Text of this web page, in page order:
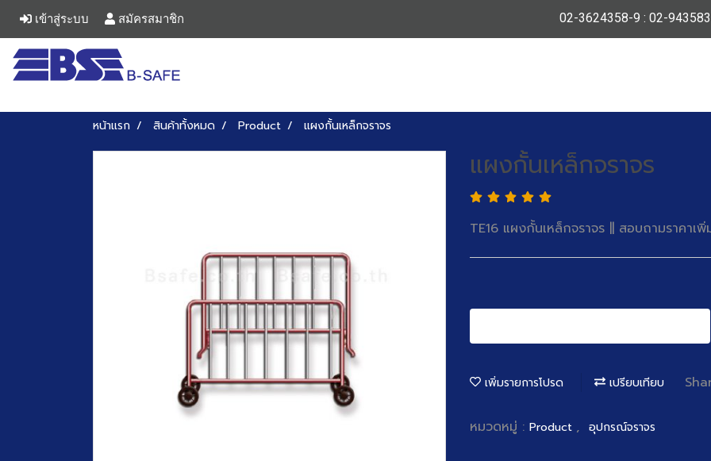
เข้าสู่ระบบ สมัครสมาชิก 02-3624358-9 : 02-
หน้าแรก สินค้าทั้งหมด Product แผงกั้นเหล็กจราจร
แผงกั้นเหล็กจราจร
TE16 แผงกั้นเหล็กจราจร || สอบถามราคาเพิ่
เพิ่มรายการโปรด เปรียบเทียบ
หมวดหมู่ : Product , อุปกรณ์จราจร